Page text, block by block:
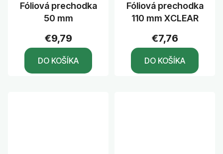
Fóliová prechodka
50 mm
€9,79
DO KOŠÍKA
Fóliová prechodka
110 mm XCLEAR
€7,76
DO KOŠÍKA